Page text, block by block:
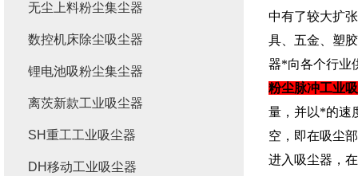
中有了较大扩
具、五金、塑
器*向各个行业
粉尘脉冲工业
量，并以*的速
空，即在吸尘
进入吸尘器，
无尘上料粉尘集尘器
数控机床除尘吸尘器
锂电池吸粉尘集尘器
离茨新款工业吸尘器
SH重工工业吸尘器
DH移动工业吸尘器